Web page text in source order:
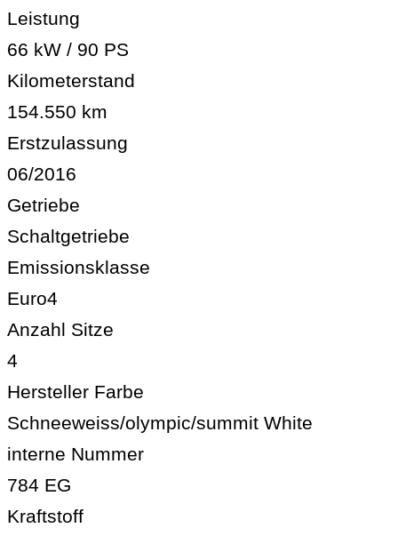
Leistung
66 kW / 90 PS
Kilometerstand
154.550 km
Erstzulassung
06/2016
Getriebe
Schaltgetriebe
Emissionsklasse
Euro4
Anzahl Sitze
4
Hersteller Farbe
Schneeweiss/olympic/summit White
interne Nummer
784 EG
Kraftstoff